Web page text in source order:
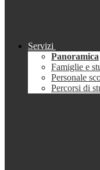
Servizi
Panoramica
Famiglie e
Personale
Percorsi di